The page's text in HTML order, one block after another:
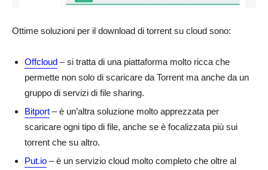
Ottime soluzioni per il download di torrent su cloud sono:
Offcloud – si tratta di una piattaforma molto ricca che
permette non solo di scaricare da Torrent ma anche da un
gruppo di servizi di file sharing.
Bitport – è un’altra soluzione molto apprezzata per
scaricare ogni tipo di file, anche se è focalizzata più sui
torrent che su altro.
Put.io – è un servizio cloud molto completo che oltre al